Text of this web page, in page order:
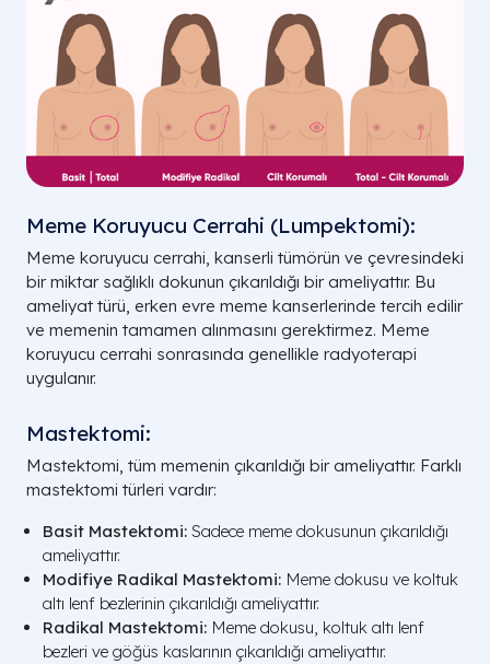
Meme Koruyucu Cerrahi (Lumpektomi):
Meme koruyucu cerrahi, kanserli tümörün ve çevresindeki
bir miktar sağlıklı dokunun çıkarıldığı bir ameliyattır. Bu
ameliyat türü, erken evre meme kanserlerinde tercih edilir
ve memenin tamamen alınmasını gerektirmez. Meme
koruyucu cerrahi sonrasında genellikle radyoterapi
uygulanır.
Mastektomi:
Mastektomi, tüm memenin çıkarıldığı bir ameliyattır. Farklı
mastektomi türleri vardır:
Basit Mastektomi: Sadece meme dokusunun çıkarıldığı
ameliyattır.
Modifiye Radikal Mastektomi: Meme dokusu ve koltuk
altı lenf bezlerinin çıkarıldığı ameliyattır.
Radikal Mastektomi: Meme dokusu, koltuk altı lenf
bezleri ve göğüs kaslarının çıkarıldığı ameliyattır.